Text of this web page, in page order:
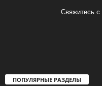
Свяжитесь с
ПОПУЛЯРНЫЕ РАЗДЕЛЫ